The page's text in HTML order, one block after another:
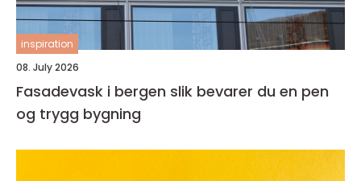
inspiration
08. July 2026
Fasadevask i bergen slik bevarer du en pen
og trygg bygning